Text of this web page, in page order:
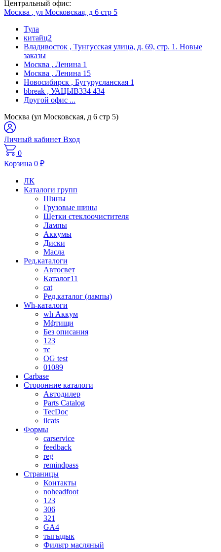
Центральный офис:
Москва , ул Московская, д 6 стр 5
Тула
китайц2
Владивосток , Тунгусская улица, д. 69, стр. 1. Новые
заказы
Москва , Ленина 1
Москва , Ленина 15
Новосибирск , Бугурусланская 1
bbreak , УАЦЫВ334 434
Другой офис ...
Москва (ул Московская, д 6 стр 5)
Личный кабинет Вход
0
Корзина 0 ₽
ЛК
Каталоги групп
Шины
Грузовые шины
Щетки стеклоочистителя
Лампы
Аккумы
Диски
Масла
Ред.каталоги
Автосвет
Каталог11
cat
Ред.каталог (лампы)
Wh-каталоги
wh Аккум
Мфтищи
Без описания
123
тс
OG test
01089
Carbase
Сторонние каталоги
Автодилер
Parts Catalog
TecDoc
ilcats
Формы
carservice
feedback
reg
remindpass
Страницы
Контакты
noheadfoot
123
306
321
GA4
тыгыдык
Фильтр масляный